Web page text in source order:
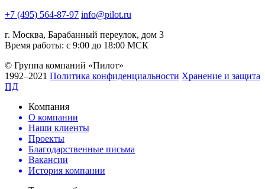
+7 (495) 564-87-97 info@pilot.ru
г. Москва, Барабанный переулок, дом 3
Время работы: с 9:00 до 18:00 МСК
© Группа компаний «Пилот»
1992–2021 Политика конфиденциальности Хранение и защита
ПД
Компания
О компании
Наши клиенты
Проекты
Благодарственные письма
Вакансии
История компании